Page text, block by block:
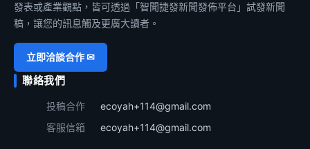
發表或產業觀點，皆可透過「智聞捷發新聞發佈平台」試發新聞
稿，讓您的訊息觸及更廣大讀者。
立即洽談合作 ✉
聯絡我們
投稿合作
ecoyah+114@gmail.com
客服信箱
ecoyah+114@gmail.com